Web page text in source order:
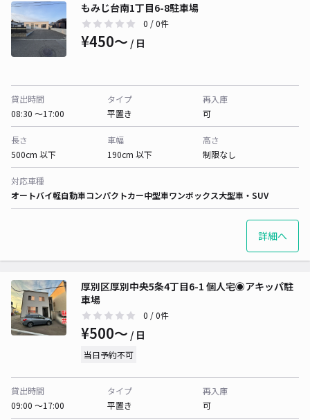
もみじ台南1丁目6-8駐車場
0 / 0件
¥450〜 / 日
貸出時間
08:30 〜17:00
タイプ
平置き
再入庫
可
長さ
500cm 以下
車幅
190cm 以下
高さ
制限なし
対応車種
オートバイ軽自動車コンパクトカー中型車ワンボックス大型車・SUV
詳細へ
厚別区厚別中央5条4丁目6-1 個人宅◉アキッパ駐
車場
0 / 0件
¥500〜 / 日
当日予約不可
貸出時間
09:00 〜17:00
タイプ
平置き
再入庫
可